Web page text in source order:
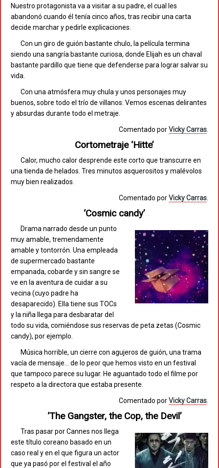
Nuestro protagonista va a visitar a su padre, el cual les
abandonó cuando él tenía cinco años, tras recibir una carta
decide marchar y pedirle explicaciones.
Con un giro de guión bastante chulo, la película termina
siendo una sangría bastante curiosa, donde Elijah es un chaval
bastante pardillo que tiene que defenderse para lograr salvar su
vida.
Con una atmósfera muy chula y unos personajes muy
buenos, sobre todo el trío de villanos. Vemos escenas delirantes
y absurdas durante todo el metraje.
Comentado porVicky Carras.
Cortometraje ‘Hitte’
Calor, mucho calor desprende este corto que transcurre en
una tienda de helados. Tres minutos asquerositos y malévolos
muy bien realizados.
Comentado porVicky Carras.
‘Cosmic candy’
Drama narrado desde un punto
muy amable, tremendamente
amable y tontorrón. Una empleada
de supermercado bastante
empanada, cobarde y sin sangre se
ve en la aventura de cuidar a su
vecina (cuyo padre ha
desaparecido). Ella tiene sus TOCs
y la niña llega para desbaratar del
todo su vida, comiéndose sus reservas de peta zetas (Cosmic
candy), por ejemplo.
Música horrible, un cierre con agujeros de guión, una trama
vacía de mensaje… de lo peor que hemos visto en un festival
que tampoco parece su lugar. He aguantado todo el filme por
respeto a la directora que estaba presente.
Comentado porVicky Carras.
‘The Gangster, the Cop, the Devil’
Tras pasar por Cannes nos llega
este título coreano basado en un
caso real y en el que figura un actor
que ya pasó por el festival el año